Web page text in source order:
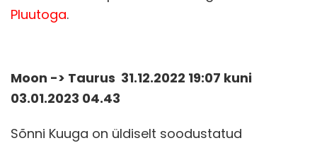
Pluutoga.
Moon -> Taurus 31.12.2022 19:07 kuni
03.01.2023 04.43
Sõnni Kuuga on üldiselt soodustatud